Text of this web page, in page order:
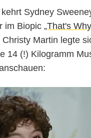
Sydney
im Biopic „That's
Martin legte
14 (!) Kilogramm